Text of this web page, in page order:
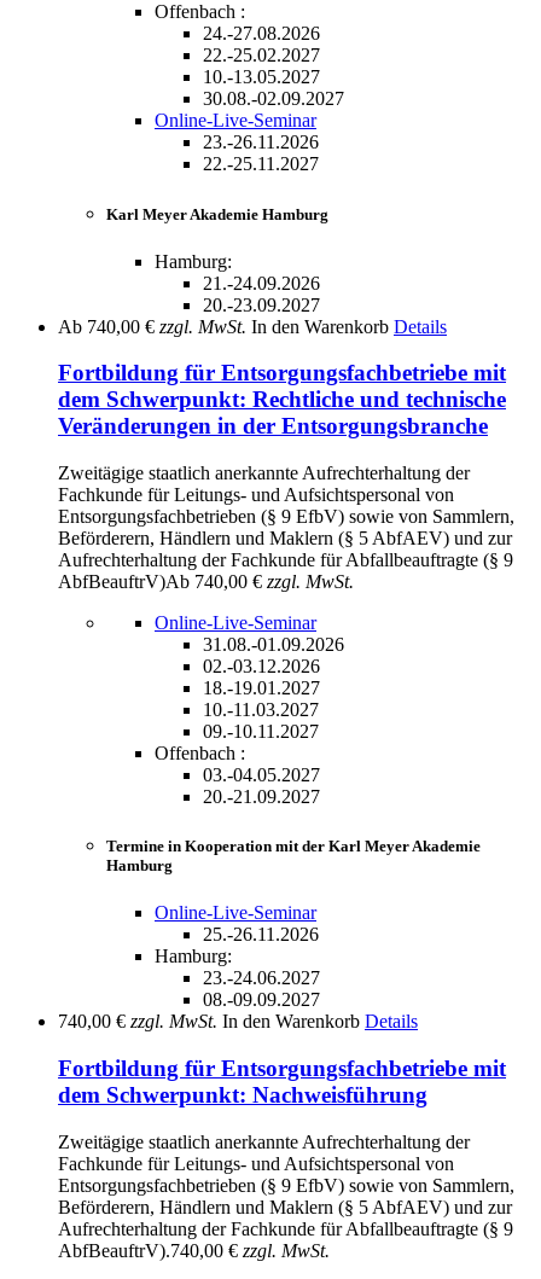
Offenbach :
24.-27.08.2026
22.-25.02.2027
10.-13.05.2027
30.08.-02.09.2027
Online-Live-Seminar
23.-26.11.2026
22.-25.11.2027
Karl Meyer Akademie Hamburg
Hamburg:
21.-24.09.2026
20.-23.09.2027
Ab 740,00 € zzgl. MwSt. In den Warenkorb Details
Fortbildung für Entsorgungsfachbetriebe mit
dem Schwerpunkt: Rechtliche und technische
Veränderungen in der Entsorgungsbranche
Zweitägige staatlich anerkannte Aufrechterhaltung der
Fachkunde für Leitungs- und Aufsichtspersonal von
Entsorgungsfachbetrieben (§ 9 EfbV) sowie von Sammlern,
Beförderern, Händlern und Maklern (§ 5 AbfAEV) und zur
Aufrechterhaltung der Fachkunde für Abfallbeauftragte (§ 9
AbfBeauftrV)Ab 740,00 € zzgl. MwSt.
Online-Live-Seminar
31.08.-01.09.2026
02.-03.12.2026
18.-19.01.2027
10.-11.03.2027
09.-10.11.2027
Offenbach :
03.-04.05.2027
20.-21.09.2027
Termine in Kooperation mit der Karl Meyer Akademie
Hamburg
Online-Live-Seminar
25.-26.11.2026
Hamburg:
23.-24.06.2027
08.-09.09.2027
740,00 € zzgl. MwSt. In den Warenkorb Details
Fortbildung für Entsorgungsfachbetriebe mit
dem Schwerpunkt: Nachweisführung
Zweitägige staatlich anerkannte Aufrechterhaltung der
Fachkunde für Leitungs- und Aufsichtspersonal von
Entsorgungsfachbetrieben (§ 9 EfbV) sowie von Sammlern,
Beförderern, Händlern und Maklern (§ 5 AbfAEV) und zur
Aufrechterhaltung der Fachkunde für Abfallbeauftragte (§ 9
AbfBeauftrV).740,00 € zzgl. MwSt.